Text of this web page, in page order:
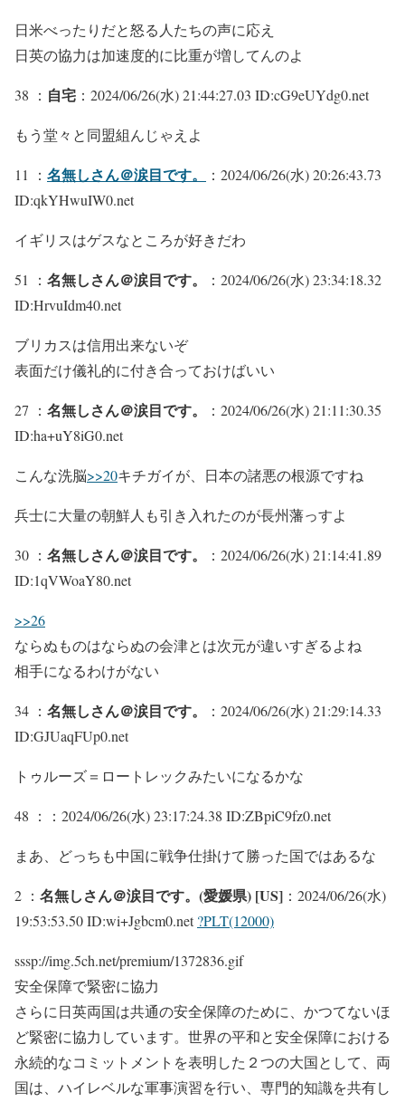
日米べったりだと怒る人たちの声に応え
日英の協力は加速度的に比重が増してんのよ
38 ： 自宅 ：2024/06/26(水) 21:44:27.03 ID:cG9eUYdg0.net
もう堂々と同盟組んじゃえよ
11 ： 名無しさん＠涙目です。
：2024/06/26(水) 20:26:43.73
ID:qkYHwuIW0.net
イギリスはゲスなところが好きだわ
51 ： 名無しさん＠涙目です。
：2024/06/26(水) 23:34:18.32
ID:HrvuIdm40.net
ブリカスは信用出来ないぞ
表面だけ儀礼的に付き合っておけばいい
27 ： 名無しさん＠涙目です。
：2024/06/26(水) 21:11:30.35
ID:ha+uY8iG0.net
こんな洗脳>>20キチガイが、日本の諸悪の根源ですね
兵士に大量の朝鮮人も引き入れたのが長州藩っすよ
30 ： 名無しさん＠涙目です。
：2024/06/26(水) 21:14:41.89
ID:1qVWoaY80.net
>>26
ならぬものはならぬの会津とは次元が違いすぎるよね
相手になるわけがない
34 ： 名無しさん＠涙目です。
：2024/06/26(水) 21:29:14.33
ID:GJUaqFUp0.net
トゥルーズ＝ロートレックみたいになるかな
48 ： ：2024/06/26(水) 23:17:24.38 ID:ZBpiC9fz0.net
まあ、どっちも中国に戦争仕掛けて勝った国ではあるな
2 ： 名無しさん＠涙目です。(愛媛県) [US] ：2024/06/26(水)
19:53:53.50 ID:wi+Jgbcm0.net?PLT(12000)
sssp://img.5ch.net/premium/1372836.gif
安全保障で緊密に協力
さらに日英両国は共通の安全保障のために、かつてないほ
ど緊密に協力しています。世界の平和と安全保障における
永続的なコミットメントを表明した２つの大国として、両
国は、ハイレベルな軍事演習を行い、専門的知識を共有し